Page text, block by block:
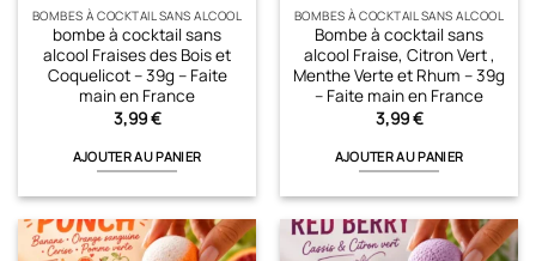
BOMBES À COCKTAIL SANS ALCOOL
bombe à cocktail sans
alcool Fraises des Bois et
Coquelicot – 39g – Faite
main en France
3,99€
AJOUTER AU PANIER
BOMBES À COCKTAIL SANS ALCOOL
Bombe à cocktail sans
alcool Fraise, Citron Vert ,
Menthe Verte et Rhum – 39g
– Faite main en France
3,99€
AJOUTER AU PANIER